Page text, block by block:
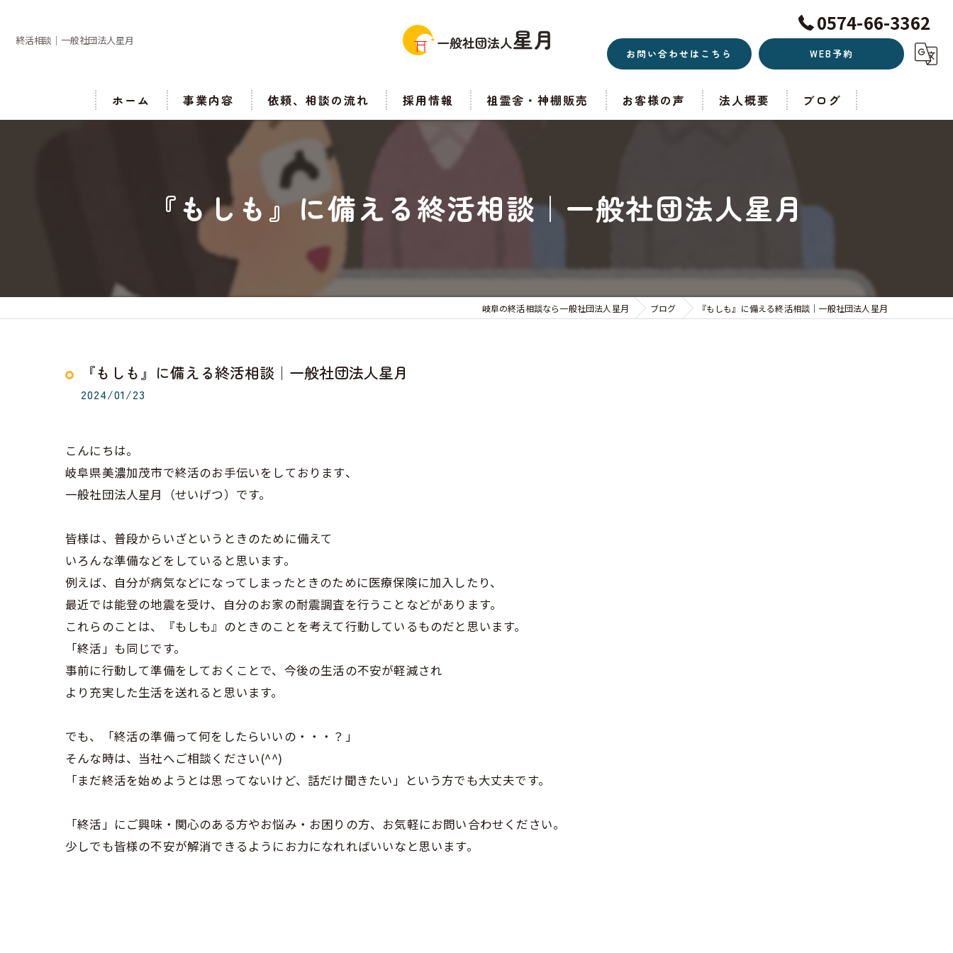
終活相談｜一般社団法人星月
0574-66-3362
お問い合わせはこちら WEB予約
ホーム 事業内容 依頼、相談の流れ 採用情報 祖霊舎・神棚販売 お客様の声 法人概要 ブログ
『もしも』に備える終活相談｜一般社団法人星月
岐阜の終活相談なら一般社団法人星月 ブログ 『もしも』に備える終活相談｜一般社団法人星月
『もしも』に備える終活相談｜一般社団法人星月
2024/01/23
こんにちは。
岐阜県美濃加茂市で終活のお手伝いをしております、
一般社団法人星月（せいげつ）です。
皆様は、普段からいざというときのために備えて
いろんな準備などをしていると思います。
例えば、自分が病気などになってしまったときのために医療保険に加入したり、
最近では能登の地震を受け、自分のお家の耐震調査を行うことなどがあります。
これらのことは、『もしも』のときのことを考えて行動しているものだと思います。
「終活」も同じです。
事前に行動して準備をしておくことで、今後の生活の不安が軽減され
より充実した生活を送れると思います。
でも、「終活の準備って何をしたらいいの・・・？」
そんな時は、当社へご相談ください(^^)
「まだ終活を始めようとは思ってないけど、話だけ聞きたい」という方でも大丈夫です。
「終活」にご興味・関心のある方やお悩み・お困りの方、お気軽にお問い合わせください。
少しでも皆様の不安が解消できるようにお力になれればいいなと思います。